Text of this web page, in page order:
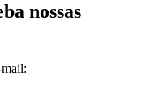
nossas